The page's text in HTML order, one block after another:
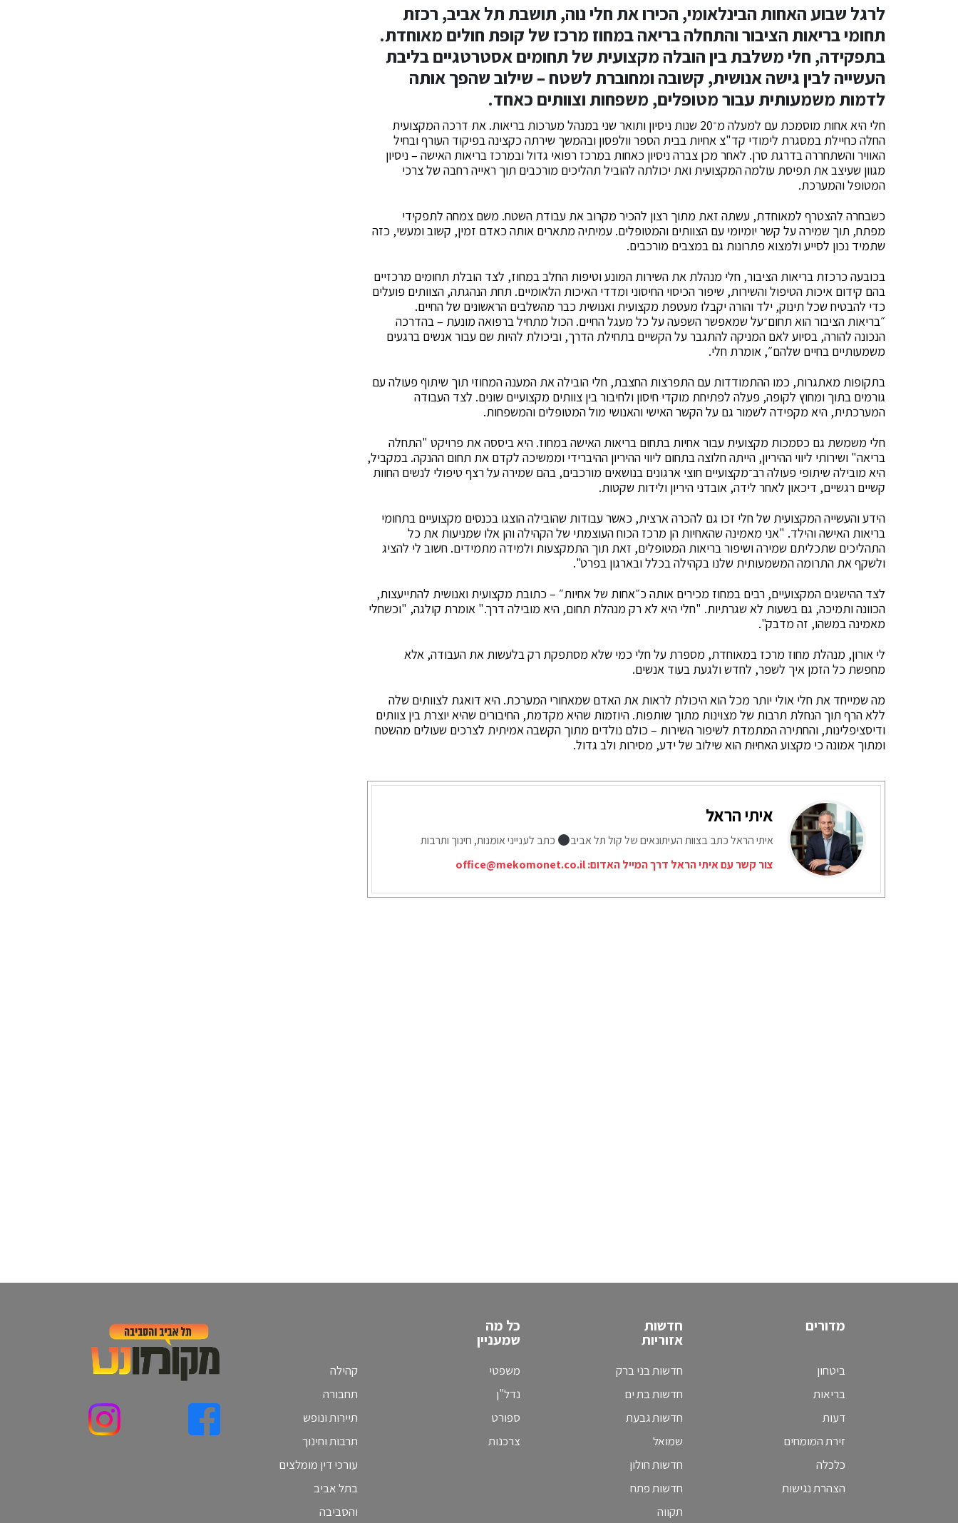
לרגל שבוע האחות הבינלאומי, הכירו את חלי נוה, תושבת תל אביב, רכזת
תחומי בריאות הציבור והתחלה בריאה במחוז מרכז של קופת חולים מאוחדת.
בתפקידה, חלי משלבת בין הובלה מקצועית של תחומים אסטרטגיים בליבת
העשייה לבין גישה אנושית, קשובה ומחוברת לשטח – שילוב שהפך אותה
לדמות משמעותית עבור מטופלים, משפחות וצוותים כאחד.
חלי היא אחות מוסמכת עם למעלה מ־20 שנות ניסיון ותואר שני במנהל מערכות בריאות. את דרכה המקצועית
החלה כחיילת במסגרת לימודי קד"צ אחיות בבית הספר וולפסון ובהמשך שירתה כקצינה בפיקוד העורף ובחיל
האוויר והשתחררה בדרגת סרן. לאחר מכן צברה ניסיון כאחות במרכז רפואי גדול ובמרכז בריאות האישה – ניסיון
מגוון שעיצב את תפיסת עולמה המקצועית ואת יכולתה להוביל תהליכים מורכבים תוך ראייה רחבה של צרכי
המטופל והמערכת.
כשבחרה להצטרף למאוחדת, עשתה זאת מתוך רצון להכיר מקרוב את עבודת השטח. משם צמחה לתפקידי
מפתח, תוך שמירה על קשר יומיומי עם הצוותים והמטופלים. עמיתיה מתארים אותה כאדם זמין, קשוב ומעשי, כזה
שתמיד נכון לסייע ולמצוא פתרונות גם במצבים מורכבים.
בכובעה כרכזת בריאות הציבור, חלי מנהלת את השירות המונע וטיפות החלב במחוז, לצד הובלת תחומים מרכזיים
בהם קידום איכות הטיפול והשירות, שיפור הכיסוי החיסוני ומדדי האיכות הלאומיים. תחת הנהגתה, הצוותים פועלים
כדי להבטיח שכל תינוק, ילד והורה יקבלו מעטפת מקצועית ואנושית כבר מהשלבים הראשונים של החיים.
״בריאות הציבור הוא תחום־על שמאפשר השפעה על כל מעגל החיים. הכול מתחיל ברפואה מונעת – בהדרכה
הנכונה להורה, בסיוע לאם המניקה להתגבר על הקשיים בתחילת הדרך, וביכולת להיות שם עבור אנשים ברגעים
משמעותיים בחיים שלהם״, אומרת חלי.
בתקופות מאתגרות, כמו ההתמודדות עם התפרצות החצבת, חלי הובילה את המענה המחוזי תוך שיתוף פעולה עם
גורמים בתוך ומחוץ לקופה, פעלה לפתיחת מוקדי חיסון ולחיבור בין צוותים מקצועיים שונים. לצד העבודה
המערכתית, היא מקפידה לשמור גם על הקשר האישי והאנושי מול המטופלים והמשפחות.
חלי משמשת גם כסמכות מקצועית עבור אחיות בתחום בריאות האישה במחוז. היא ביססה את פרויקט "התחלה
בריאה" ושירותי ליווי ההיריון, הייתה חלוצה בתחום ליווי ההיריון ההיברידי וממשיכה לקדם את תחום ההנקה. במקביל,
היא מובילה שיתופי פעולה רב־מקצועיים חוצי ארגונים בנושאים מורכבים, בהם שמירה על רצף טיפולי לנשים החוות
קשיים רגשיים, דיכאון לאחר לידה, אובדני היריון ולידות שקטות.
הידע והעשייה המקצועית של חלי זכו גם להכרה ארצית, כאשר עבודות שהובילה הוצגו בכנסים מקצועיים בתחומי
בריאות האישה והילד. "אני מאמינה שהאחיות הן מרכז הכוח העוצמתי של הקהילה והן אלו שמניעות את כל
התהליכים שתכליתם שמירה ושיפור בריאות המטופלים, זאת תוך התמקצעות ולמידה מתמידים. חשוב לי להציג
ולשקף את התרומה המשמעותית שלנו בקהילה בכלל ובארגון בפרט".
לצד ההישגים המקצועיים, רבים במחוז מכירים אותה כ״אחות של אחיות״ – כתובת מקצועית ואנושית להתייעצות,
הכוונה ותמיכה, גם בשעות לא שגרתיות. "חלי היא לא רק מנהלת תחום, היא מובילה דרך." אומרת קולגה, "וכשחלי
מאמינה במשהו, זה מדבק".
לי אורון, מנהלת מחוז מרכז במאוחדת, מספרת על חלי כמי שלא מסתפקת רק בלעשות את העבודה, אלא
מחפשת כל הזמן איך לשפר, לחדש ולגעת בעוד אנשים.
מה שמייחד את חלי אולי יותר מכל הוא היכולת לראות את האדם שמאחורי המערכת. היא דואגת לצוותים שלה
ללא הרף תוך הנחלת תרבות של מצוינות מתוך שותפות. היוזמות שהיא מקדמת, החיבורים שהיא יוצרת בין צוותים
ודיסציפלינות, והחתירה המתמדת לשיפור השירות – כולם נולדים מתוך הקשבה אמיתית לצרכים שעולים מהשטח
ומתוך אמונה כי מקצוע האחיוּת הוא שילוב של ידע, מסירות ולב גדול.
איתי הראל
איתי הראל כתב בצוות העיתונאים של קול תל אביב
כתב לענייני אומנות, חינוך ותרבות
צור קשר עם איתי הראל דרך המייל האדום:office@mekomonet.co.il
מדורים
ביטחון
בריאות
דעות
זירת המומחים
כלכלה
הצהרת נגישות
חדשות
אזוריות
חדשות בני ברק
חדשות בת ים
חדשות גבעת
שמואל
חדשות חולון
חדשות פתח
תקווה
כל מה
שמעניין
משפטי
נדל"ן
ספורט
צרכנות
קהילה
תחבורה
תיירות ונופש
תרבות וחינוך
עורכי דין מומלצים
בתל אביב
והסביבה